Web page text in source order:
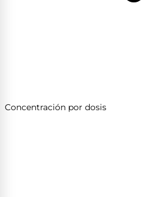
Concentración por dosis